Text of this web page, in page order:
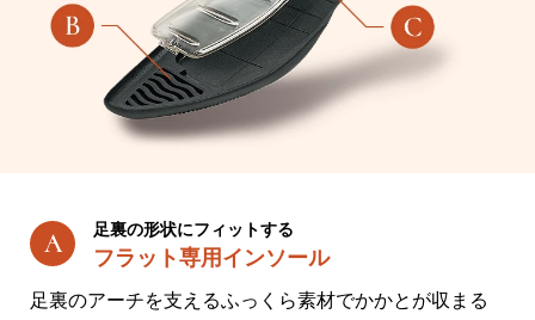
足裏の形状にフィットする
フラット専用インソール
足裏のアーチを支えるふっくら素材でかかとが収まる